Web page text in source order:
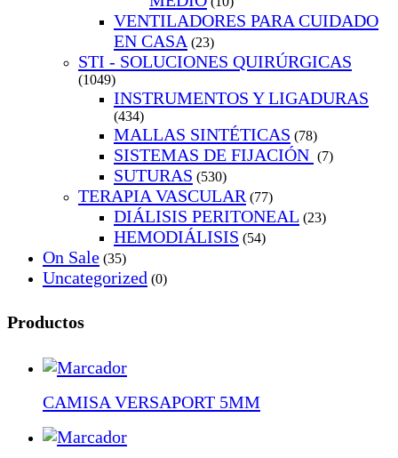
VENTILADORES PARA CUIDADO
EN CASA (23)
STI - SOLUCIONES QUIRÚRGICAS
(1049)
INSTRUMENTOS Y LIGADURAS
(434)
MALLAS SINTÉTICAS (78)
SISTEMAS DE FIJACIÓN (7)
SUTURAS (530)
TERAPIA VASCULAR (77)
DIÁLISIS PERITONEAL (23)
HEMODIÁLISIS (54)
On Sale (35)
Uncategorized (0)
Productos
CAMISA VERSAPORT 5MM